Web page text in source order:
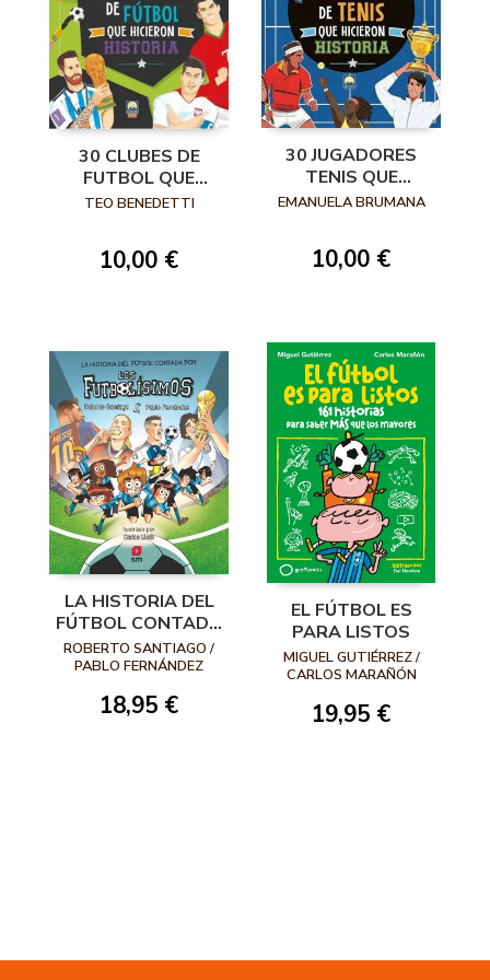
30 CLUBES DE
FUTBOL QUE
HICIERON
TEO BENEDETTI
10,00 €
30 JUGADORES
TENIS QUE
HICIERON
EMANUELA BRUMANA
10,00 €
LA HISTORIA DEL
FÚTBOL CONTADA
POR LOS
FUTBOLÍSIMOS
ROBERTO SANTIAGO /
PABLO FERNÁNDEZ
18,95 €
EL FÚTBOL ES
PARA LISTOS
MIGUEL GUTIÉRREZ /
CARLOS MARAÑÓN
19,95 €